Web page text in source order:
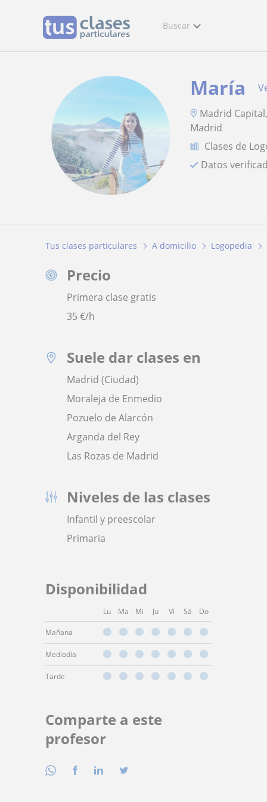
Buscar
María
Madrid
Madrid
Clases de
Datos
Tus clases particulares A domicilio Logopedia
Precio
Primera clase gratis
35€/h
Suele dar clases en
Madrid (Ciudad)
Moraleja de Enmedio
Pozuelo de Alarcón
Arganda del Rey
Las Rozas de Madrid
Niveles de las clases
Infantil y preescolar
Primaria
Disponibilidad
Lu Ma Mi Ju Vi Sá Do
Mañana
Mediodía
Tarde
Comparte a este
profesor